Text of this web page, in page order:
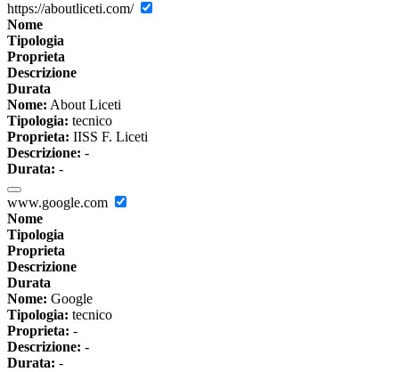
https://aboutliceti.com/
Nome
Tipologia
Proprieta
Descrizione
Durata
Nome: About Liceti
Tipologia: tecnico
Proprieta: IISS F. Liceti
Descrizione: -
Durata: -
www.google.com
Nome
Tipologia
Proprieta
Descrizione
Durata
Nome: Google
Tipologia: tecnico
Proprieta: -
Descrizione: -
Durata: -